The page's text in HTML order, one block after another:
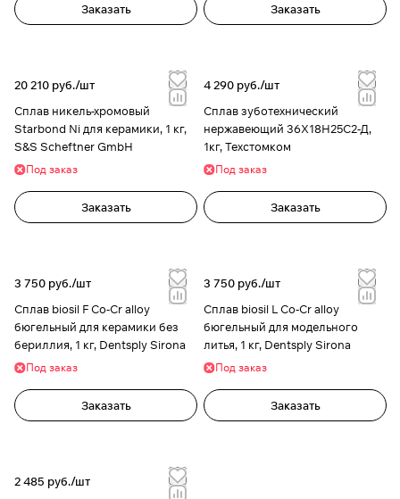
Заказать Заказать
20 210 руб./шт
Сплав никель-хромовый
Starbond Ni для керамики, 1 кг,
S&S Scheftner GmbH
Под заказ
Заказать
4 290 руб./шт
Сплав зуботехнический
нержавеющий 36Х18Н25С2-Д,
1кг, Техстомком
Под заказ
Заказать
3 750 руб./шт
Сплав biosil F Co-Cr alloy
бюгельный для керамики без
бериллия, 1 кг, Dentsply Sirona
Под заказ
Заказать
3 750 руб./шт
Сплав biosil L Co-Cr alloy
бюгельный для модельного
литья, 1 кг, Dentsply Sirona
Под заказ
Заказать
2 485 руб./шт